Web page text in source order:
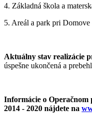
4. Základná škola a
5. Areál a park pri
Aktuálny stav realizácie
úspešne ukončená a
Informácie o
2014 - 2020 nájdete na